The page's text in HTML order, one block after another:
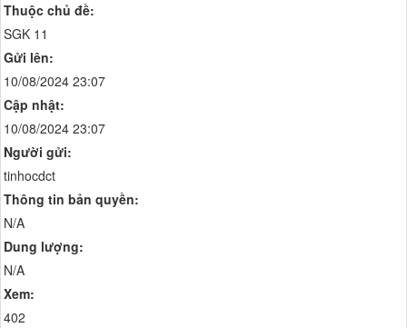
Thuộc chủ đề:
SGK 11
Gửi lên:
10/08/2024 23:07
Cập nhật:
10/08/2024 23:07
Người gửi:
tinhocdct
Thông tin bản quyền:
N/A
Dung lượng:
N/A
Xem:
402